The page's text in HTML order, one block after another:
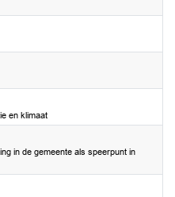
en klimaat
in de gemeente als speerpunt in